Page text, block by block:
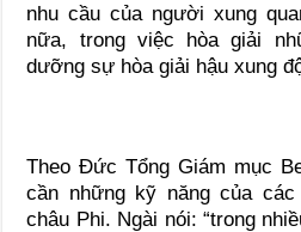
nhu cầu của người xung
nữa, trong việc hòa giải
dưỡng sự hòa giải hậu xung
Theo Đức Tổng Giám mục
cần những kỹ năng của
châu Phi. Ngài nói: “trong